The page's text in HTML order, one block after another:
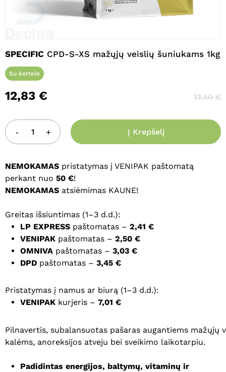
SPECIFIC CPD-S-XS mažųjų veislių šuniukams 1kg
Su kortele
12,83 € 13,50€
Į Krepšelį
NEMOKAMAS pristatymas į VENIPAK paštomatą
perkant nuo 50 €!
NEMOKAMAS atsiėmimas KAUNE!
Greitas išsiuntimas (1–3 d.d.):
LP EXPRESS paštomatas – 2,41 €
VENIPAK paštomatas – 2,50 €
OMNIVA paštomatas – 3,03 €
DPD paštomatas – 3,45 €
Pristatymas į namus ar biurą (1–3 d.d.):
VENIPAK kurjeris – 7,01 €
Pilnavertis, subalansuotas pašaras augantiems
kalėms, anoreksijos atveju bei sveikimo laikotarpiu.
Padidintas energijos, baltymų, vitaminų ir
Noriu savo interneto naršyklėje
išsaugoti vardą, el. pašto adresą ir
interneto puslapį, kad jų nebereiktų
parašyti komentarą.